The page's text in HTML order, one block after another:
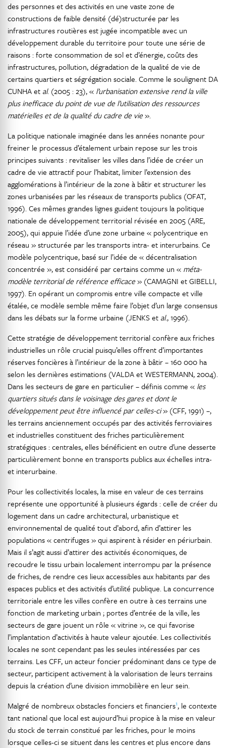
des personnes et des activités en une vaste zone de
constructions de faible densité (dé)structurée par les
infrastructures routières est jugée incompatible avec un
développement durable du territoire pour toute une série de
raisons : forte consommation de sol et d’énergie, coûts des
infrastructures, pollution, dégradation de la qualité de vie de
certains quartiers et ségrégation sociale. Comme le soulignent DA
CUNHA et al. (2005 : 23), « l’urbanisation extensive rend la ville
plus inefficace du point de vue de l’utilisation des ressources
matérielles et de la qualité du cadre de vie».
La politique nationale imaginée dans les années nonante pour
freiner le processus d’étalement urbain repose sur les trois
principes suivants : revitaliser les villes dans l’idée de créer un
cadre de vie attractif pour l’habitat, limiter l’extension des
agglomérations à l’intérieur de la zone à bâtir et structurer les
zones urbanisées par les réseaux de transports publics (OFAT,
1996). Ces mêmes grandes lignes guident toujours la politique
nationale de développement territorial révisée en 2005 (ARE,
2005), qui appuie l’idée d’une zone urbaine « polycentrique en
réseau » structurée par les transports intra- et interurbains. Ce
modèle polycentrique, basé sur l’idée de « décentralisation
concentrée », est considéré par certains comme un « méta-
modèle territorial de référence efficace» (CAMAGNI et GIBELLI,
1997). En opérant un compromis entre ville compacte et ville
étalée, ce modèle semble même faire l’objet d’un large consensus
dans les débats sur la forme urbaine (JENKS et al., 1996).
Cette stratégie de développement territorial confère aux friches
industrielles un rôle crucial puisqu’elles offrent d’importantes
réserves foncières à l’intérieur de la zone à bâtir – 160 000 ha
selon les dernières estimations (VALDA et WESTERMANN, 2004).
Dans les secteurs de gare en particulier – définis comme « les
quartiers situés dans le voisinage des gares et dont le
développement peut être influencé par celles-ci» (CFF, 1991) –,
les terrains anciennement occupés par des activités ferroviaires
et industrielles constituent des friches particulièrement
stratégiques : centrales, elles bénéficient en outre d’une desserte
particulièrement bonne en transports publics aux échelles intra-
et interurbaine.
Pour les collectivités locales, la mise en valeur de ces terrains
représente une opportunité à plusieurs égards : celle de créer du
logement dans un cadre architectural, urbanistique et
environnemental de qualité tout d’abord, afin d’attirer les
populations « centrifuges » qui aspirent à résider en périurbain.
Mais il s’agit aussi d’attirer des activités économiques, de
recoudre le tissu urbain localement interrompu par la présence
de friches, de rendre ces lieux accessibles aux habitants par des
espaces publics et des activités d’utilité publique. La concurrence
territoriale entre les villes confère en outre à ces terrains une
fonction de marketing urbain ; portes d’entrée de la ville, les
secteurs de gare jouent un rôle « vitrine », ce qui favorise
l’implantation d’activités à haute valeur ajoutée. Les collectivités
locales ne sont cependant pas les seules intéressées par ces
terrains. Les CFF, un acteur foncier prédominant dans ce type de
secteur, participent activement à la valorisation de leurs terrains
depuis la création d’une division immobilière en leur sein.
Malgré de nombreux obstacles fonciers et financiers1, le contexte
tant national que local est aujourd’hui propice à la mise en valeur
du stock de terrain constitué par les friches, pour le moins
lorsque celles-ci se situent dans les centres et plus encore dans